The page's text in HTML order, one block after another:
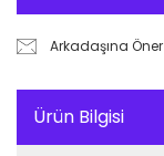
Arkadaşına Öner
Ürün Bilgisi